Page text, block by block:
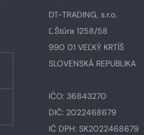
DT-TRADING, s.r.o.
Ľ.Štúra 1258/58
990 01 VEĽKÝ KRTÍŠ
SLOVENSKÁ REPUBLIKA
IČO: 36843270
DIČ: 2022468679
IČ DPH: SK2022468679